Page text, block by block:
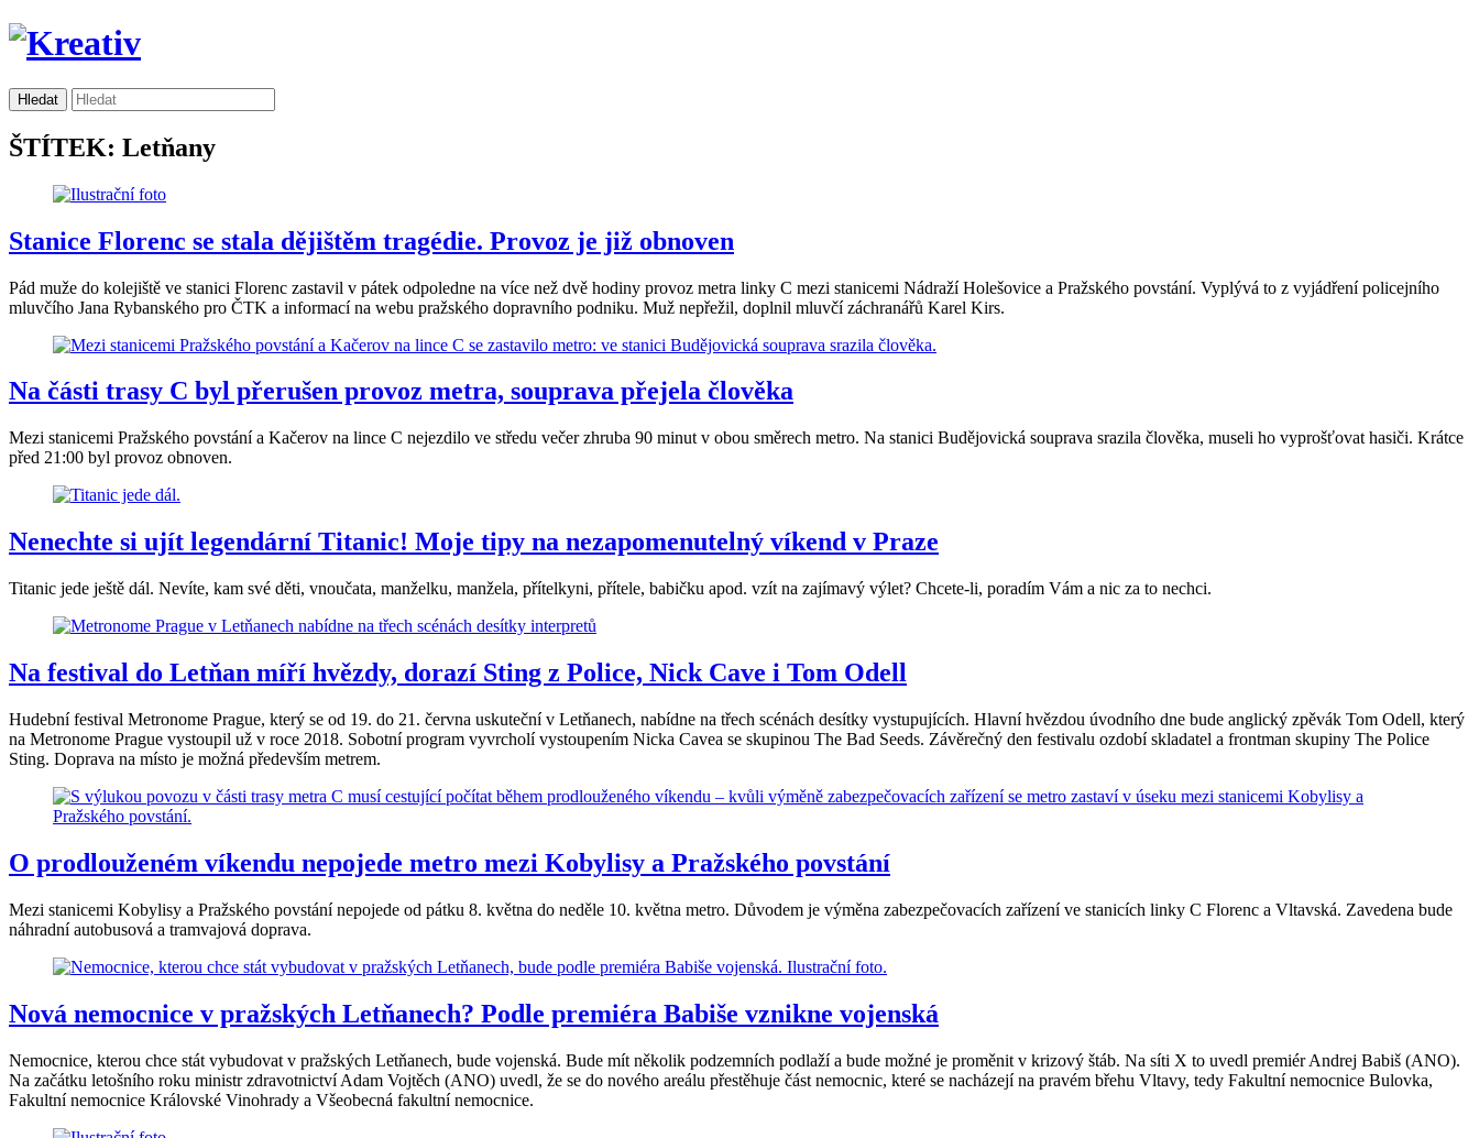
ŠTÍTEK: Letňany
Stanice Florenc se stala dějištěm tragédie. Provoz je již obnoven
Pád muže do kolejiště ve stanici Florenc zastavil v pátek odpoledne na více než dvě hodiny provoz metra linky C mezi stanicemi Nádraží Holešovice a Pražského povstání. Vyplývá to z vyjádření policejního
mluvčího Jana Rybanského pro ČTK a informací na webu pražského dopravního podniku. Muž nepřežil, doplnil mluvčí záchranářů Karel Kirs.
Na části trasy C byl přerušen provoz metra, souprava přejela člověka
Mezi stanicemi Pražského povstání a Kačerov na lince C nejezdilo ve středu večer zhruba 90 minut v obou směrech metro. Na stanici Budějovická souprava srazila člověka, museli ho vyprošťovat hasiči. Krátce
před 21:00 byl provoz obnoven.
Nenechte si ujít legendární Titanic! Moje tipy na nezapomenutelný víkend v Praze
Titanic jede ještě dál. Nevíte, kam své děti, vnoučata, manželku, manžela, přítelkyni, přítele, babičku apod. vzít na zajímavý výlet? Chcete-li, poradím Vám a nic za to nechci.
Na festival do Letňan míří hvězdy, dorazí Sting z Police, Nick Cave i Tom Odell
Hudební festival Metronome Prague, který se od 19. do 21. června uskuteční v Letňanech, nabídne na třech scénách desítky vystupujících. Hlavní hvězdou úvodního dne bude anglický zpěvák Tom Odell, který
na Metronome Prague vystoupil už v roce 2018. Sobotní program vyvrcholí vystoupením Nicka Cavea se skupinou The Bad Seeds. Závěrečný den festivalu ozdobí skladatel a frontman skupiny The Police
Sting. Doprava na místo je možná především metrem.
O prodlouženém víkendu nepojede metro mezi Kobylisy a Pražského povstání
Mezi stanicemi Kobylisy a Pražského povstání nepojede od pátku 8. května do neděle 10. května metro. Důvodem je výměna zabezpečovacích zařízení ve stanicích linky C Florenc a Vltavská. Zavedena bude
náhradní autobusová a tramvajová doprava.
Nová nemocnice v pražských Letňanech? Podle premiéra Babiše vznikne vojenská
Nemocnice, kterou chce stát vybudovat v pražských Letňanech, bude vojenská. Bude mít několik podzemních podlaží a bude možné je proměnit v krizový štáb. Na síti X to uvedl premiér Andrej Babiš (ANO).
Na začátku letošního roku ministr zdravotnictví Adam Vojtěch (ANO) uvedl, že se do nového areálu přestěhuje část nemocnic, které se nacházejí na pravém břehu Vltavy, tedy Fakultní nemocnice Bulovka,
Fakultní nemocnice Královské Vinohrady a Všeobecná fakultní nemocnice.